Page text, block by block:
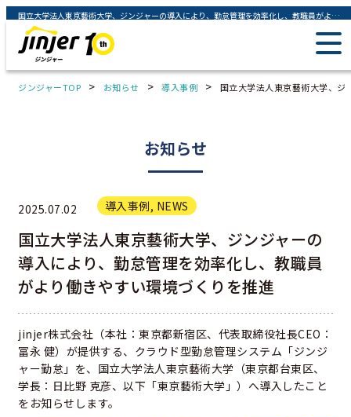
国立大学法人東京藝術大学、ジンジャーの導入により、勤怠管理を効率化し、教職員がより働きやすい環境づくりを推進 - ジンジャー（jinjer）｜統合型人事システム
ジンジャーTOP > お知らせ > 導入事例 > 国立大学法人東京藝術大学、ジ
お知らせ
2025.07.02 導入事例, NEWS
国立大学法人東京藝術大学、ジンジャーの
導入により、勤怠管理を効率化し、教職員
がより働きやすい環境づくりを推進
jinjer株式会社（本社：東京都新宿区、代表取締役社長CEO：
冨永 健）が提供する、クラウド型勤怠管理システム「ジンジ
ャー勤怠」を、国立大学法人東京藝術大学（東京都台東区、
学長：日比野 克彦、以下「東京藝術大学」）へ導入したこと
をお知らせします。